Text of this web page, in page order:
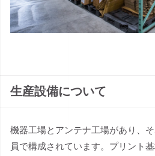
生産設備について
機器工場とアンテナ工場があり、
員で構成されています。プリント